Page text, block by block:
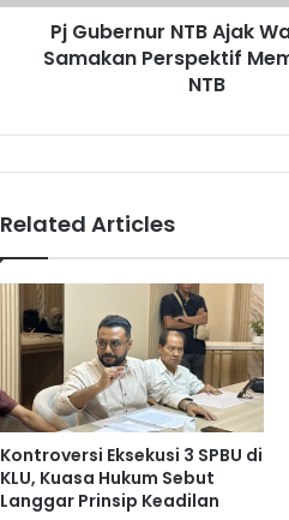
Pj Gubernur NTB Ajak
Samakan Perspektif
NTB
Related Articles
Kontroversi Eksekusi 3 SPBU di
KLU, Kuasa Hukum Sebut
Langgar Prinsip Keadilan